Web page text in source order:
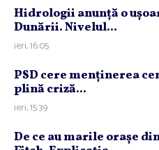
Hidrologii anunţă o
Dunării. Nivelul...
ieri, 16:05
PSD cere menţinerea
plină criză...
ieri, 15:39
De ce au marile oraşe